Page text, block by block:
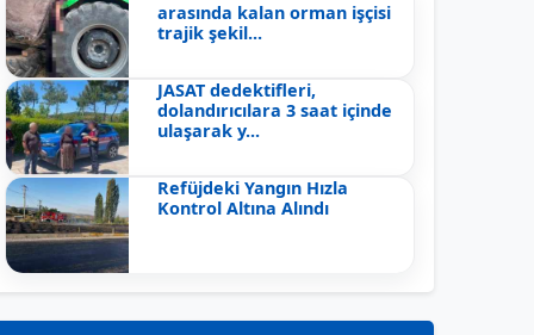
arasında kalan orman işçisi
trajik şekil...
JASAT dedektifleri,
dolandırıcılara 3 saat içinde
ulaşarak y...
Refüjdeki Yangın Hızla
Kontrol Altına Alındı